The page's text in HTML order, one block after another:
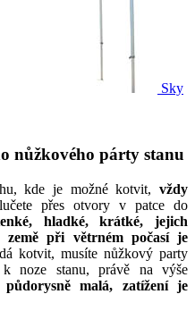
Sky
nůžkového párty stanu
kde je možné kotvit, vždy
přes otvory v patce do
hladké, krátké, jejich
při větrném počasí je
kotvit, musíte nůžkový party
noze stanu, právě na výše
malá, zatížení je